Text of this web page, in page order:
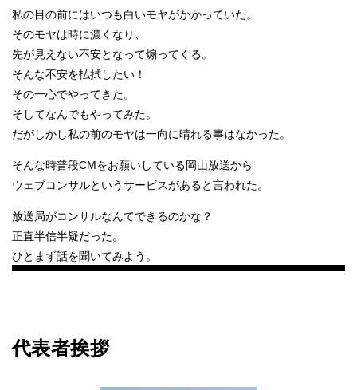
私の目の前にはいつも白いモヤがかかっていた。
そのモヤは時に濃くなり、
先が見えない不安となって煽ってくる。
そんな不安を払拭したい！
その一心でやってきた。
そしてなんでもやってみた。
だがしかし私の前のモヤは一向に晴れる事はなかった。
そんな時普段CMをお願いしている岡山放送から
ウェブコンサルというサービスがあると言われた。
放送局がコンサルなんてできるのかな？
正直半信半疑だった。
ひとまず話を聞いてみよう。
話を聞くうちに光のようなものを感じたからだ。
代表者挨拶